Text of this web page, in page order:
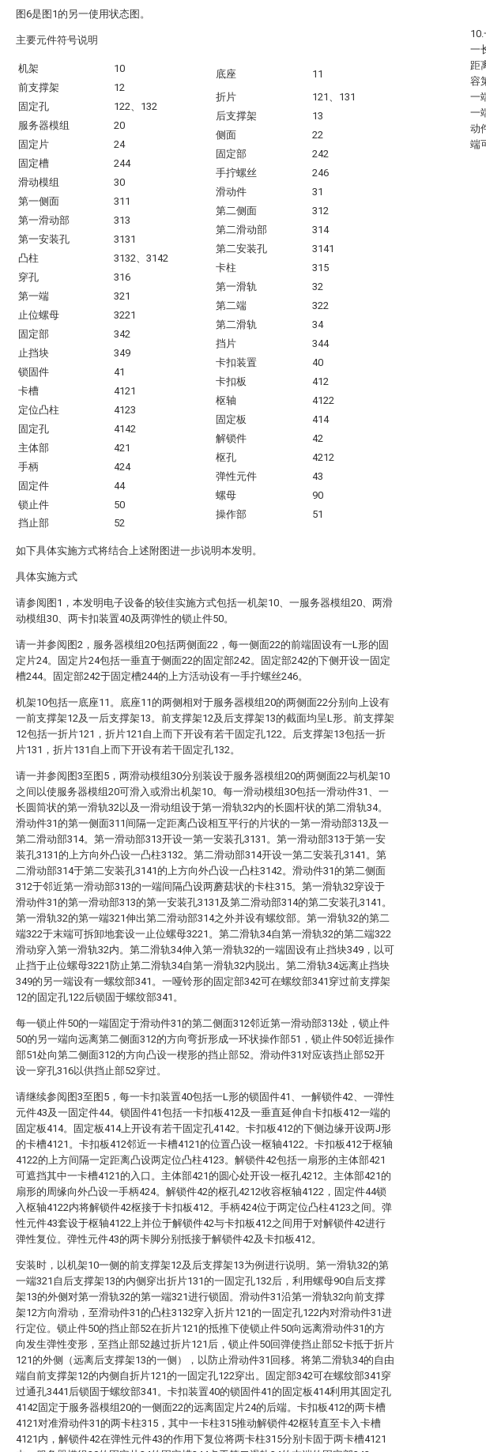
图6是图1的另一使用状态图。
主要元件符号说明
机架 10 底座
11
前支撑架
12
折片
121、131
固定孔
122、132
后支撑架
13
服务器模组
20
侧面
22
固定片
24
固定部
242
固定槽
244
手拧螺丝
246
滑动模组
30
滑动件
31
第一侧面
311
第二侧面
312
第一滑动部
313
第二滑动部
314
第一安装孔
3131
第二安装孔
3141
凸柱
3132、3142
卡柱
315
穿孔
316
第一滑轨
32
第一端
321
第二端
322
止位螺母
3221
第二滑轨
34
固定部
342
挡片
344
止挡块
349
卡扣装置
40
锁固件
41
卡扣板
412
卡槽
4121
枢轴
4122
定位凸柱
4123
固定板
414
固定孔
4142
解锁件
42
主体部
421
枢孔
4212
手柄
424
弹性元件
43
固定件
44
螺母
90
锁止件
50
操作部
51
挡止部 52
如下具体实施方式将结合上述附图进一步说明本发明。
具体实施方式
请参阅图1，本发明电子设备的较佳实施方式包括一机架10、一服务器模组20、两滑
动模组30、两卡扣装置40及两弹性的锁止件50。
请一并参阅图2，服务器模组20包括两侧面22，每一侧面22的前端固设有一L形的固
定片24。固定片24包括一垂直于侧面22的固定部242。固定部242的下侧开设一固定
槽244。固定部242于固定槽244的上方活动设有一手拧螺丝246。
机架10包括一底座11。底座11的两侧相对于服务器模组20的两侧面22分别向上设有
一前支撑架12及一后支撑架13。前支撑架12及后支撑架13的截面均呈L形。前支撑架
12包括一折片121，折片121自上而下开设有若干固定孔122。后支撑架13包括一折
片131，折片131自上而下开设有若干固定孔132。
请一并参阅图3至图5，两滑动模组30分别装设于服务器模组20的两侧面22与机架10
之间以使服务器模组20可滑入或滑出机架10。每一滑动模组30包括一滑动件31、一
长圆筒状的第一滑轨32以及一滑动组设于第一滑轨32内的长圆杆状的第二滑轨34。
滑动件31的第一侧面311间隔一定距离凸设相互平行的片状的一第一滑动部313及一
第二滑动部314。第一滑动部313开设一第一安装孔3131。第一滑动部313于第一安
装孔3131的上方向外凸设一凸柱3132。第二滑动部314开设一第二安装孔3141。第
二滑动部314于第二安装孔3141的上方向外凸设一凸柱3142。滑动件31的第二侧面
312于邻近第一滑动部313的一端间隔凸设两蘑菇状的卡柱315。第一滑轨32穿设于
滑动件31的第一滑动部313的第一安装孔3131及第二滑动部314的第二安装孔3141。
第一滑轨32的第一端321伸出第二滑动部314之外并设有螺纹部。第一滑轨32的第二
端322于末端可拆卸地套设一止位螺母3221。第二滑轨34自第一滑轨32的第二端322
滑动穿入第一滑轨32内。第二滑轨34伸入第一滑轨32的一端固设有止挡块349，以可
止挡于止位螺母3221防止第二滑轨34自第一滑轨32内脱出。第二滑轨34远离止挡块
349的另一端设有一螺纹部341。一哑铃形的固定部342可在螺纹部341穿过前支撑架
12的固定孔122后锁固于螺纹部341。
每一锁止件50的一端固定于滑动件31的第二侧面312邻近第一滑动部313处，锁止件
50的另一端向远离第二侧面312的方向弯折形成一环状操作部51，锁止件50邻近操作
部51处向第二侧面312的方向凸设一楔形的挡止部52。滑动件31对应该挡止部52开
设一穿孔316以供挡止部52穿过。
请继续参阅图3至图5，每一卡扣装置40包括一L形的锁固件41、一解锁件42、一弹性
元件43及一固定件44。锁固件41包括一卡扣板412及一垂直延伸自卡扣板412一端的
固定板414。固定板414上开设有若干固定孔4142。卡扣板412的下侧边缘开设两J形
的卡槽4121。卡扣板412邻近一卡槽4121的位置凸设一枢轴4122。卡扣板412于枢轴
4122的上方间隔一定距离凸设两定位凸柱4123。解锁件42包括一扇形的主体部421
可遮挡其中一卡槽4121的入口。主体部421的圆心处开设一枢孔4212。主体部421的
扇形的周缘向外凸设一手柄424。解锁件42的枢孔4212收容枢轴4122，固定件44锁
入枢轴4122内将解锁件42枢接于卡扣板412。手柄424位于两定位凸柱4123之间。弹
性元件43套设于枢轴4122上并位于解锁件42与卡扣板412之间用于对解锁件42进行
弹性复位。弹性元件43的两卡脚分别抵接于解锁件42及卡扣板412。
安装时，以机架10一侧的前支撑架12及后支撑架13为例进行说明。第一滑轨32的第
一端321自后支撑架13的内侧穿出折片131的一固定孔132后，利用螺母90自后支撑
架13的外侧对第一滑轨32的第一端321进行锁固。滑动件31沿第一滑轨32向前支撑
架12方向滑动，至滑动件31的凸柱3132穿入折片121的一固定孔122内对滑动件31进
行定位。锁止件50的挡止部52在折片121的抵推下使锁止件50向远离滑动件31的方
向发生弹性变形，至挡止部52越过折片121后，锁止件50回弹使挡止部52卡抵于折片
121的外侧（远离后支撑架13的一侧），以防止滑动件31回移。将第二滑轨34的自由
端自前支撑架12的内侧自折片121的一固定孔122穿出。固定部342可在螺纹部341穿
过通孔3441后锁固于螺纹部341。卡扣装置40的锁固件41的固定板414利用其固定孔
4142固定于服务器模组20的一侧面22的远离固定片24的后端。卡扣板412的两卡槽
4121对准滑动件31的两卡柱315，其中一卡柱315推动解锁件42枢转直至卡入卡槽
4121内，解锁件42在弹性元件43的作用下复位将两卡柱315分别卡固于两卡槽4121
一
距
容
一
一
动
端